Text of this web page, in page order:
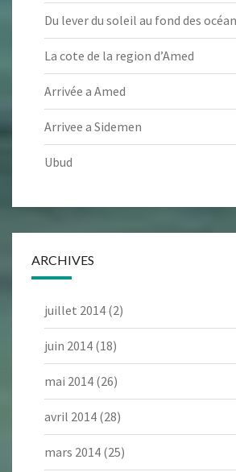
Du lever du soleil au fond des
La cote de la region d’Amed
Arrivée a Amed
Arrivee a Sidemen
Ubud
ARCHIVES
juillet 2014 (2)
juin 2014 (18)
mai 2014 (26)
avril 2014 (28)
mars 2014 (25)